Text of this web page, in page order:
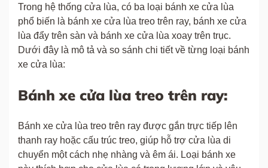
Trong hệ thống cửa lùa, có ba loại bánh xe cửa lùa
phổ biến là bánh xe cửa lùa treo trên ray, bánh xe cửa
lùa đẩy trên sàn và bánh xe cửa lùa xoay trên trục.
Dưới đây là mô tả và so sánh chi tiết về từng loại bánh
xe cửa lùa:
Bánh xe cửa lùa treo trên ray:
Bánh xe cửa lùa treo trên ray được gắn trực tiếp lên
thanh ray hoặc cấu trúc treo, giúp hỗ trợ cửa lùa di
chuyển một cách nhẹ nhàng và êm ái. Loại bánh xe